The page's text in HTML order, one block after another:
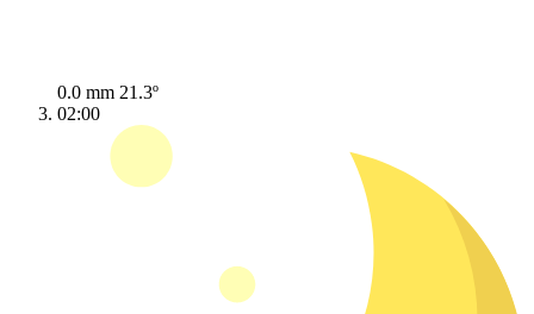
0.0 mm 21.3º
02:00